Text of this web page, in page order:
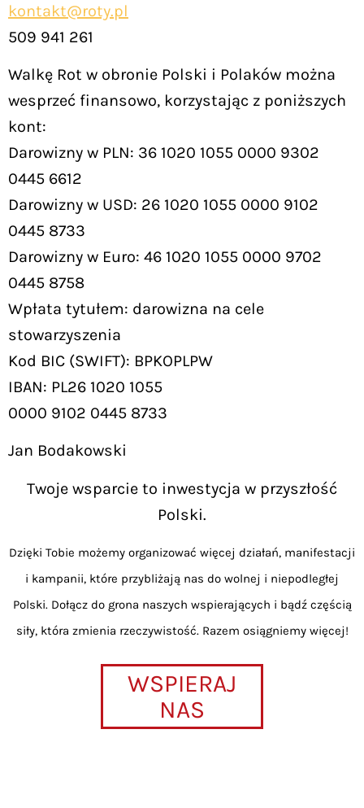
kontakt@roty.pl
509 941 261
Walkę Rot w obronie Polski i Polaków można
wesprzeć finansowo, korzystając z poniższych
kont:
Darowizny w PLN: 36 1020 1055 0000 9302
0445 6612
Darowizny w USD: 26 1020 1055 0000 9102
0445 8733
Darowizny w Euro: 46 1020 1055 0000 9702
0445 8758
Wpłata tytułem: darowizna na cele
stowarzyszenia
Kod BIC (SWIFT): BPKOPLPW
IBAN: PL26 1020 1055
0000 9102 0445 8733
Jan Bodakowski
Twoje wsparcie to inwestycja w przyszłość
Polski.
Dzięki Tobie możemy organizować więcej działań, manifestacji
i kampanii, które przybliżają nas do wolnej i niepodległej
Polski. Dołącz do grona naszych wspierających i bądź częścią
siły, która zmienia rzeczywistość. Razem osiągniemy więcej!
WSPIERAJ
NAS